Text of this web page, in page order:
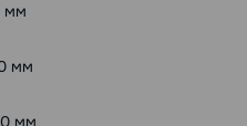
мм
мм
мм